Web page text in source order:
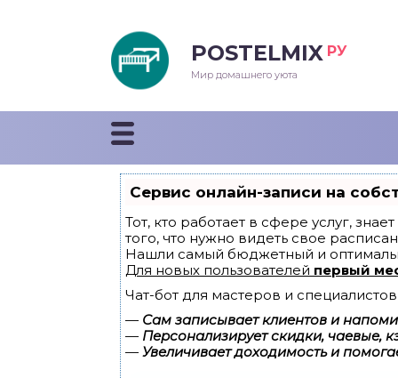
POSTELMIX РУ
Мир домашнего уюта
Сервис онлайн-записи на
Тот, кто работает в сфере услуг,
того, что нужно видеть свое
Нашли самый бюджетный и
Для новых пользователей первый
Чат-бот для мастеров и
— Сам записывает клиентов и
— Персонализирует скидки, чаевые,
— Увеличивает доходимость и